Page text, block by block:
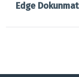
Edge